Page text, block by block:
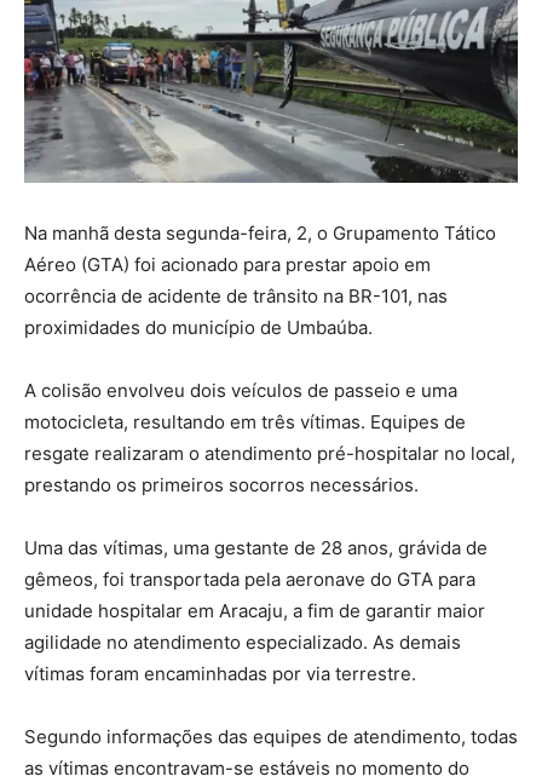
Na manhã desta segunda-feira, 2, o Grupamento Tático
Aéreo (GTA) foi acionado para prestar apoio em
ocorrência de acidente de trânsito na BR-101, nas
proximidades do município de Umbaúba.
A colisão envolveu dois veículos de passeio e uma
motocicleta, resultando em três vítimas. Equipes de
resgate realizaram o atendimento pré-hospitalar no local,
prestando os primeiros socorros necessários.
Uma das vítimas, uma gestante de 28 anos, grávida de
gêmeos, foi transportada pela aeronave do GTA para
unidade hospitalar em Aracaju, a fim de garantir maior
agilidade no atendimento especializado. As demais
vítimas foram encaminhadas por via terrestre.
Segundo informações das equipes de atendimento, todas
as vítimas encontravam-se estáveis no momento do